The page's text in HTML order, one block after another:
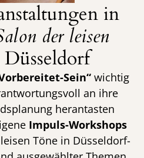
in
der leisen
Sein“wichtig
an ihre
herantasten
Impuls-Workshops
Töne in Düsseldorf-